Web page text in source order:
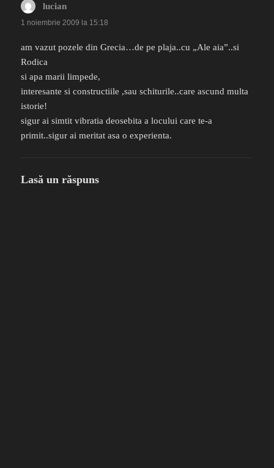
lucian
1 noiembrie 2009 la 15:18
am vazut pozele din Grecia…de pe plaja..cu „Ale aia”..si
Rodica
si apa marii limpede,
interesante si constructiile ,sau schiturile..care ascund multa
istorie!
sigur ai simtit vibratia deosebita a locului care te-a
primit..sigur ai meritat asa o experienta.
Lasă un răspuns